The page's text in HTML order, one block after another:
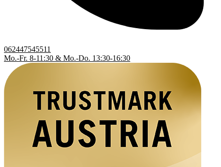
062447545511
Mo.-Fr. 8-11:30 & Mo.-Do. 13:30-16:30